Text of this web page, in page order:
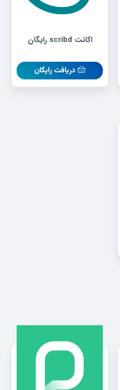
اکانت scribd رایگان
دریافت رایگان